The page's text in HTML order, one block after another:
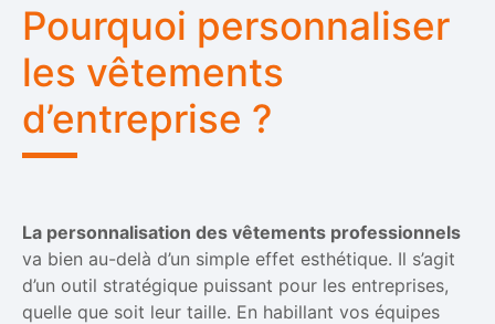
Pourquoi personnaliser
les vêtements
d’entreprise ?
La personnalisation des vêtements professionnels
va bien au-delà d’un simple effet esthétique. Il s’agit
d’un outil stratégique puissant pour les entreprises,
quelle que soit leur taille. En habillant vos équipes